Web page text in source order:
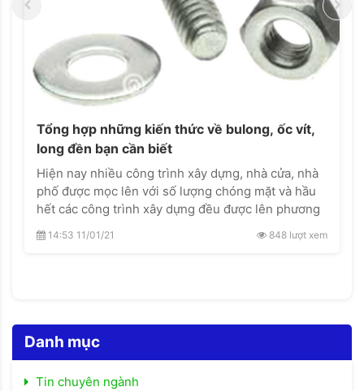
Tổng hợp những kiến thức về bulong, ốc vít,
long đền bạn cần biết
Hiện nay nhiều công trình xây dựng, nhà cửa, nhà
phố được mọc lên với số lượng chóng mặt và hầu
hết các công trình xây dựng đều được lên phương
án rất kỹ về vật tư xây dựng.
14:53 11/01/21 848 lượt xem
Danh mục
Tin chuyên ngành